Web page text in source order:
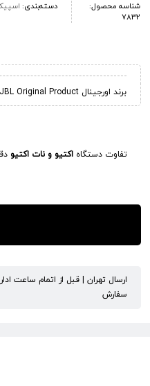
شناسه محصول:
7832
دسته‌بندی:
برند اورجینال JBL Original Product
تفاوت دستگاه اکتیو و نات اکتیو
ارسال تهران | قبل از اتمام ساعت
سفارش